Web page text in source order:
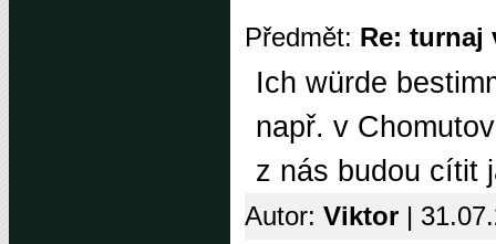
Předmět: Re: turnaj
Ich würde
např. v
z nás budou cítit
Autor: Viktor |